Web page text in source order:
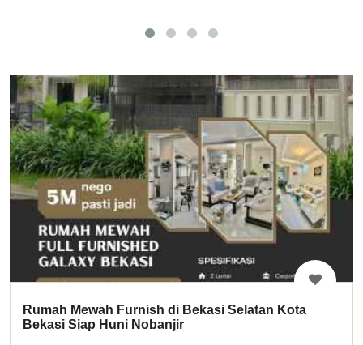
Rumah Mewah Furnish di Bekasi Selatan Kota
Bekasi Siap Huni Nobanjir